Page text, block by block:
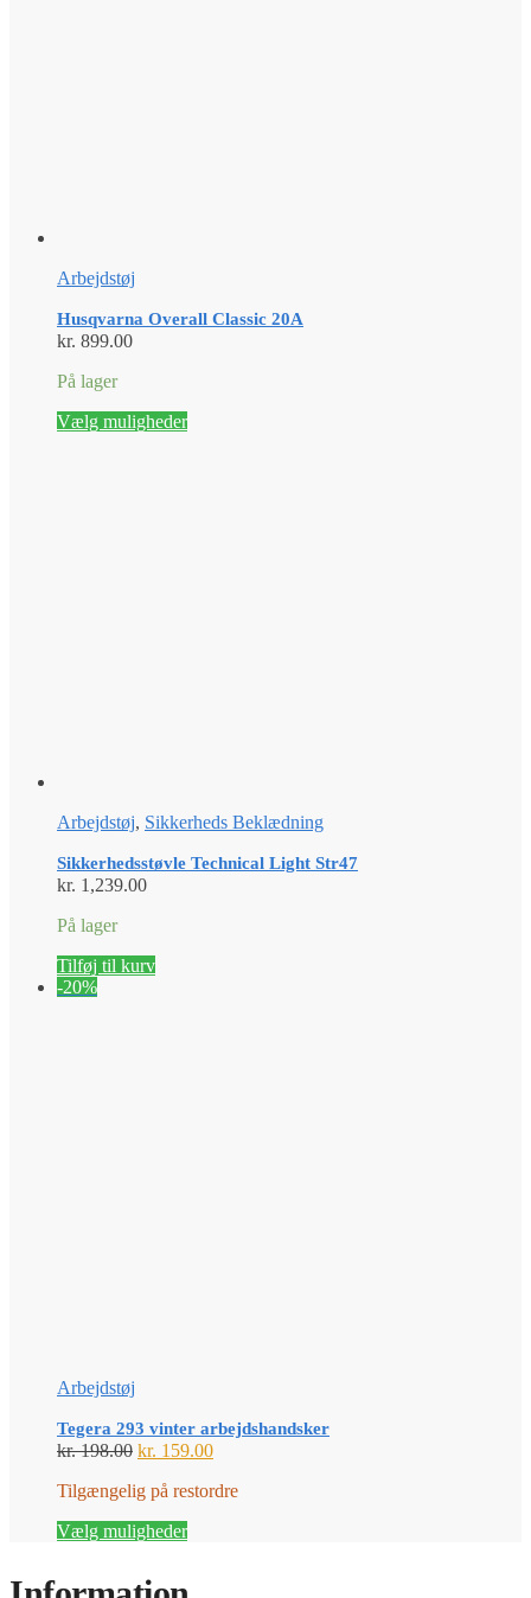
Arbejdstøj
Husqvarna Overall Classic 20A
kr. 899.00
På lager
Vælg mulighederDette
Arbejdstøj, Sikkerheds Beklædning
Sikkerhedsstøvle Technical Light Str47
kr. 1,239.00
På lager
Tilføj til kurv
-20%
Arbejdstøj
Tegera 293 vinter arbejdshandsker
kr.198.00 Den
pris
kr. 198.00.
kr. 159.00Den
pris
Tilgængelig på restordre
Vælg mulighederDette
flere